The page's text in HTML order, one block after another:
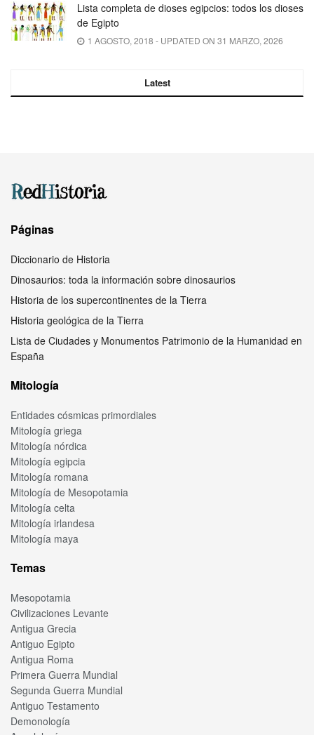
Lista completa de dioses egipcios: todos los dioses
de Egipto
1 AGOSTO, 2018 - UPDATED ON 31 MARZO, 2026
Latest
Páginas
Diccionario de Historia
Dinosaurios: toda la información sobre dinosaurios
Historia de los supercontinentes de la Tierra
Historia geológica de la Tierra
Lista de Ciudades y Monumentos Patrimonio de la Humanidad en
España
Mitología
Entidades cósmicas primordiales
Mitología griega
Mitología nórdica
Mitología egipcia
Mitología romana
Mitología de Mesopotamia
Mitología celta
Mitología irlandesa
Mitología maya
Temas
Mesopotamia
Civilizaciones Levante
Antigua Grecia
Antiguo Egipto
Antigua Roma
Primera Guerra Mundial
Segunda Guerra Mundial
Antiguo Testamento
Demonología